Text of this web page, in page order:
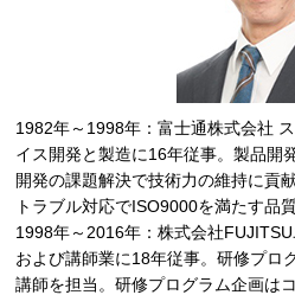
1982年～1998年：富士通株式会社
イス開発と製造に16年従事。製品開
開発の課題解決で技術力の維持に貢
トラブル対応でISO9000を満たす品
1998年～2016年：株式会社
および講師業に18年従事。研修プロ
講師を担当。研修プログラム企画は